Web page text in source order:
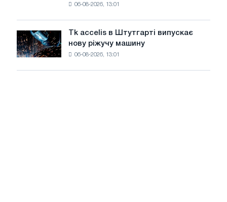
року
незважаючи
на
уповільнення
06-08-2026, 13:01
Tk
accelis
в
Tk accelis в Штутгарті випускає
нову ріжучу машину
06-08-2026, 13:01